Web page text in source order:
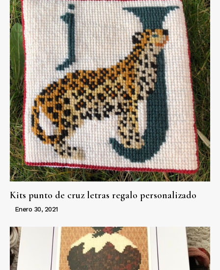
Kits punto de cruz letras regalo personalizado
Enero 30, 2021